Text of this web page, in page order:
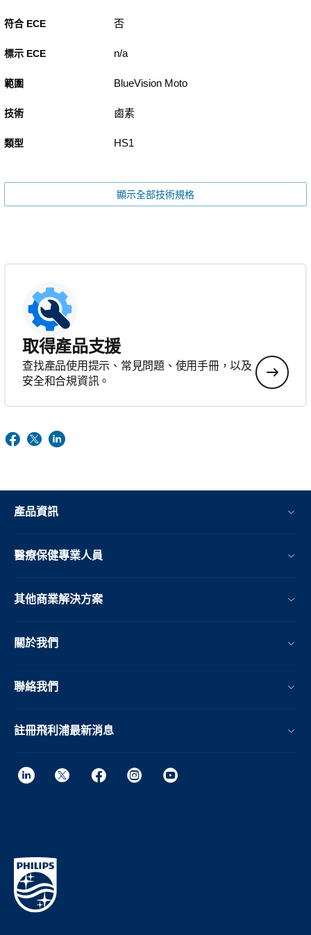
符合 ECE 否
標示 ECE n/a
範圍 BlueVision Moto
技術 鹵素
類型 HS1
顯示全部技術規格
取得產品支援
查找產品使用提示、常見問題、使用手冊，以及
安全和合規資訊。
產品資訊
醫療保健專業人員
其他商業解決方案
關於我們
聯絡我們
註冊飛利浦最新消息